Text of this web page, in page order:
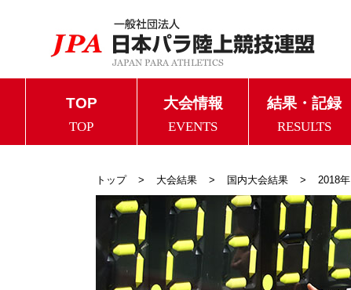
TOP
TOP
大会情報
EVENTS
結果・記録
RESULTS
トップ 大会結果 国内大会結果 2018年